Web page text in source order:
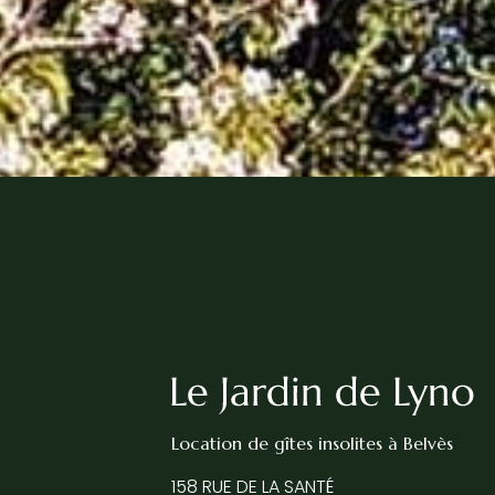
Location de gîtes insolites à Belvès
158 RUE DE LA SANTÉ